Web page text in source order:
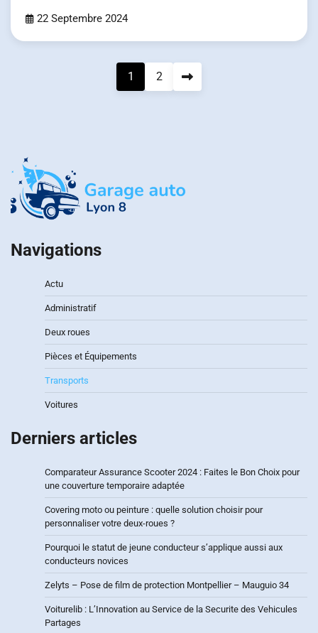
22 Septembre 2024
1 2
Navigations
Actu
Administratif
Deux roues
Pièces et Équipements
Transports
Voitures
Derniers articles
Comparateur Assurance Scooter 2024 : Faites le Bon Choix pour
une couverture temporaire adaptée
Covering moto ou peinture : quelle solution choisir pour
personnaliser votre deux-roues ?
Pourquoi le statut de jeune conducteur s’applique aussi aux
conducteurs novices
Zelyts – Pose de film de protection Montpellier – Mauguio 34
Voiturelib : L’Innovation au Service de la Securite des Vehicules
Partages